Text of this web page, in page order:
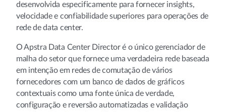
desenvolvida especificamente para fornecer insights,
velocidade e confiabilidade superiores para operações de
rede de data center.
O Apstra Data Center Director é o único gerenciador de
malha do setor que fornece uma verdadeira rede baseada
em intenção em redes de comutação de vários
fornecedores com um banco de dados de gráficos
contextuais como uma fonte única de verdade,
configuração e reversão automatizadas e validação